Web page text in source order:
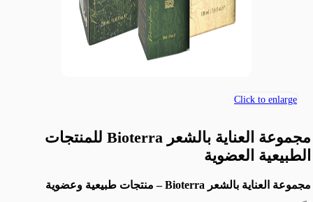
Click to enlarge
مجموعة العناية بالشعر Bioterra للمنتجات
الطبيعية العضوية
مجموعة العناية بالشعر Bioterra – منتجات طبيعية وعضوية